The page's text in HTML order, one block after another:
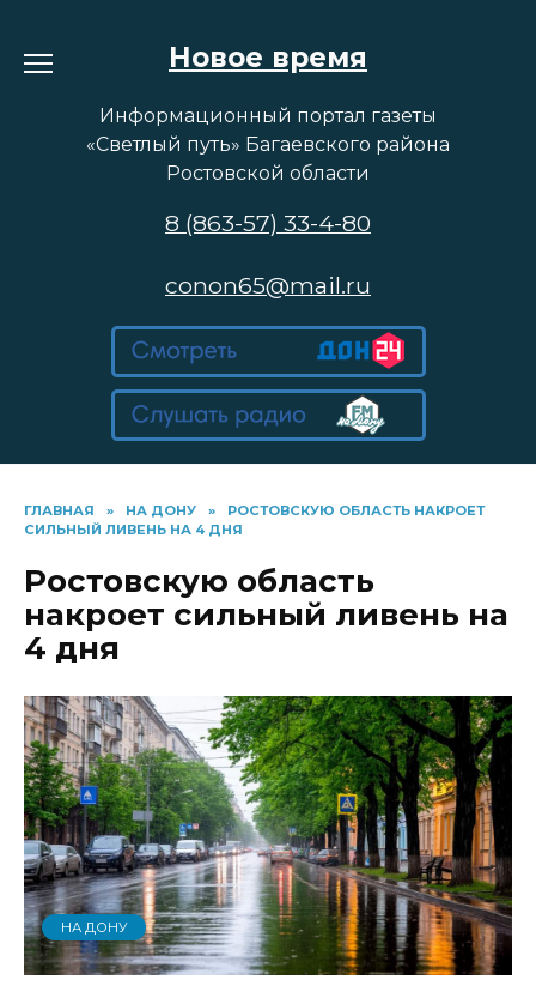
содержанию
Новое время
Информационный портал газеты
«Светлый путь» Багаевского района
Ростовской области
8 (863-57) 33-4-80
conon65@mail.ru
ГЛАВНАЯ » НА ДОНУ »
РОСТОВСКУЮ ОБЛАСТЬ НАКРОЕТ
СИЛЬНЫЙ ЛИВЕНЬ НА 4 ДНЯ
Ростовскую область
накроет сильный ливень на
4 дня
НА ДОНУ